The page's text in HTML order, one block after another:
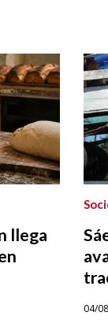
llega
04/